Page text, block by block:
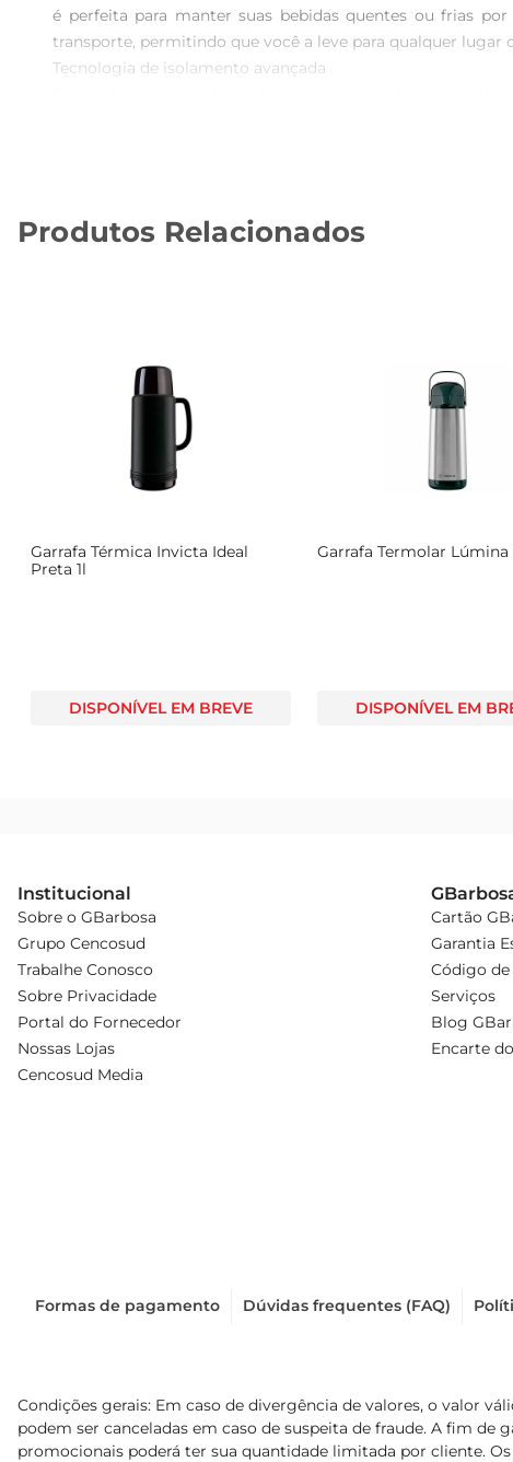
é perfeita para manter suas bebidas quentes ou frias
transporte, permitindo que você a leve para qualquer lugar
Tecnologia de isolamento avançada
horas para frios. Isso significa que você pode desfrutar
bebida. Além disso, sua superfície é fácil de limpar,
A Garrafa Termo Invicta Singular Inox 500ml é mais do que
Produtos Relacionados
Garrafa Térmica Invicta Ideal
Preta 1l
DISPONÍVEL EM BREVE
Garrafa Termolar Lúmina
DISPONÍVEL EM
Institucional
Sobre o GBarbosa
Grupo Cencosud
Trabalhe Conosco
Sobre Privacidade
Portal do Fornecedor
Nossas Lojas
Cencosud Media
Cartão
Garantia
Código de
Serviços
Blog
Encarte
Formas de pagamento Dúvidas frequentes (FAQ)
Condições gerais: Em caso de divergência de valores, o valor
podem ser canceladas em caso de suspeita de fraude. A fim
promocionais poderá ter sua quantidade limitada por cliente.